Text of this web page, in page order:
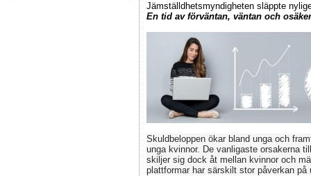
Jämställdhetsmyndigheten släppte
En tid av förväntan, väntan och
Skuldbeloppen ökar bland unga och
unga kvinnor. De vanligaste orsakerna
skiljer sig dock åt mellan kvinnor och
plattformar har särskilt stor påverkan på